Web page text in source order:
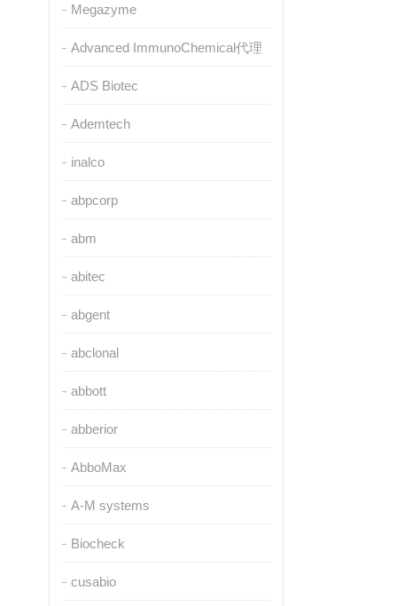
Megazyme
Advanced ImmunoChemical代理
ADS Biotec
Ademtech
inalco
abpcorp
abm
abitec
abgent
abclonal
abbott
abberior
AbboMax
A-M systems
Biocheck
cusabio